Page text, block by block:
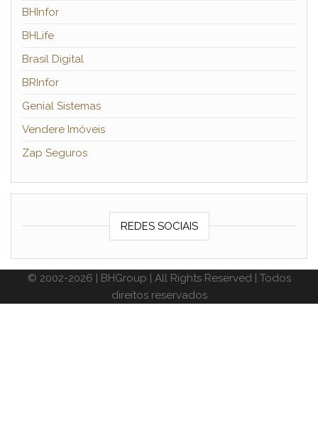
BHInfor
BHLife
Brasil Digital
BRInfor
Genial Sistemas
Vendere Imóveis
Zap Seguros
REDES SOCIAIS
© 2002-2026 | BHGroup | All Rights Reserved | Todos
direitos reservados